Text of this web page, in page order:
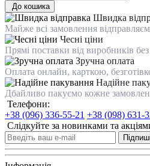
До кошика
Швидка
Майже всі замовлення
Чесні ціни
Прямі поставки від виробників
Зручна оплата
Оплата онлайн, карткою,
Надійне
Дбайливо пакуємо кожне
Телефони:
+38 (096) 336-55-21 +38 (098) 631-
Слідкуйте за новинками та